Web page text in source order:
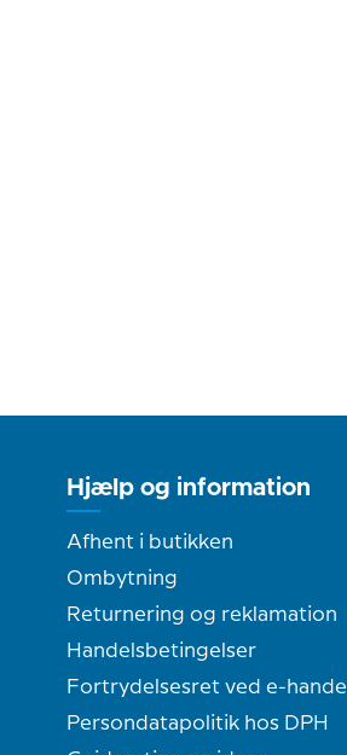
Hjælp og information
Afhent i butikken
Ombytning
Returnering og reklamation
Handelsbetingelser
Fortrydelsesret ved e-handel
Persondatapolitik hos DPH